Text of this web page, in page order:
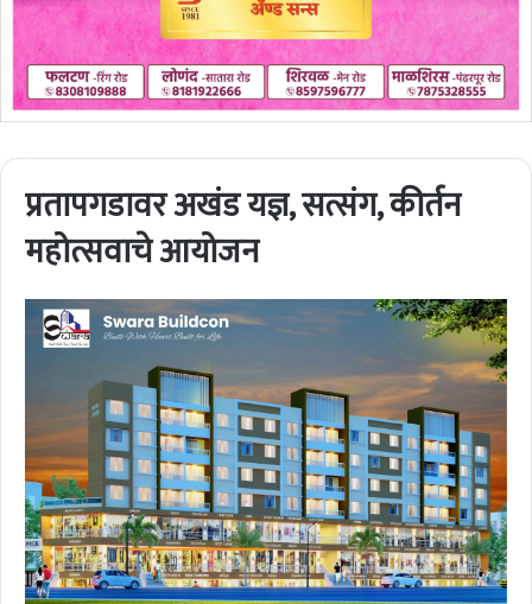
प्रतापगडावर अखंड यज्ञ, सत्संग, कीर्तन
महोत्सवाचे आयोजन